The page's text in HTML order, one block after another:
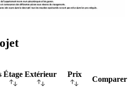
Étage Extérieur Prix
Comparer